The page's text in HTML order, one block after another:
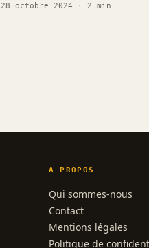
28 octobre 2024 · 2 min
À PROPOS
Qui sommes-nous
Contact
Mentions légales
Politique de